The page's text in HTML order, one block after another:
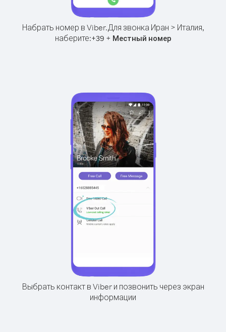
Набрать номер в Viber.Для звонка Иран > Италия,
наберите:+39 + Местный номер
Выбрать контакт в Viber и позвонить через экран
информации